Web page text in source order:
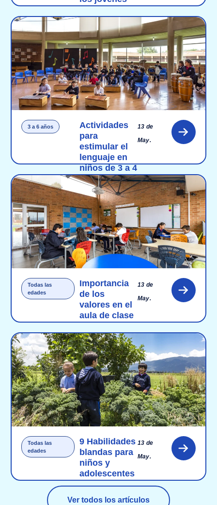
3 a 6 años
Actividades
para
estimular el
lenguaje en
niños de 3 a 4
años
13 de
May.
Todas las
edades
Importancia
de los
valores en el
aula de clase
13 de
May.
Todas las
edades
9 Habilidades
blandas para
niños y
adolescentes
13 de
May.
Ver todos los artículos